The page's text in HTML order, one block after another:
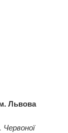
Львова